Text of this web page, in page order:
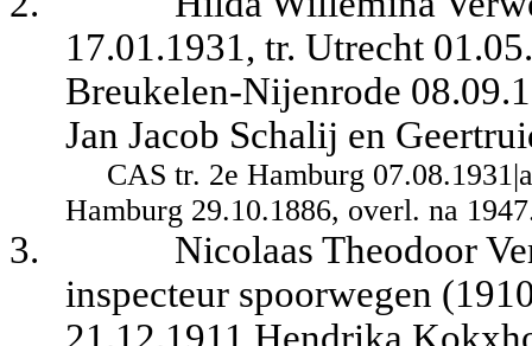
17.01.1931, tr. Utrecht
Breukelen-Nijenrode
Jan Jacob Schalij en
CAS tr. 2e Hamburg
Hamburg 29.10.1886, overl. na
3.
Nicolaas Theodoor
inspecteur spoorwegen